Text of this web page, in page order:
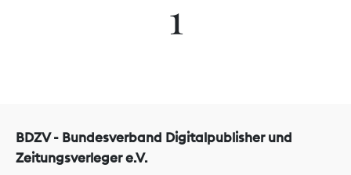
1
BDZV - Bundesverband Digitalpublisher und
Zeitungsverleger e.V.